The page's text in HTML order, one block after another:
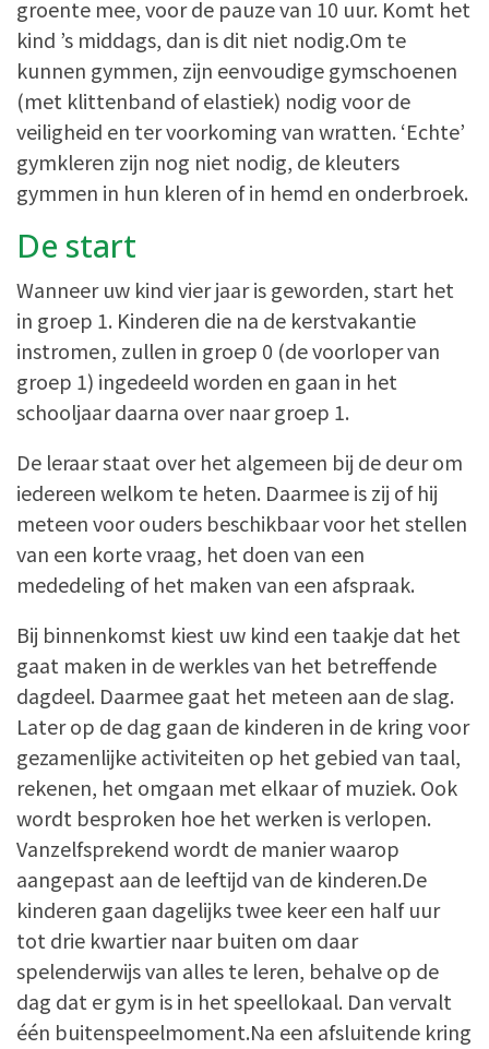
groente mee, voor de pauze van 10 uur. Komt het
kind ’s middags, dan is dit niet nodig.Om te
kunnen gymmen, zijn eenvoudige gymschoenen
(met klittenband of elastiek) nodig voor de
veiligheid en ter voorkoming van wratten. ‘Echte’
gymkleren zijn nog niet nodig, de kleuters
gymmen in hun kleren of in hemd en onderbroek.
De start
Wanneer uw kind vier jaar is geworden, start het
in groep 1. Kinderen die na de kerstvakantie
instromen, zullen in groep 0 (de voorloper van
groep 1) ingedeeld worden en gaan in het
schooljaar daarna over naar groep 1.
De leraar staat over het algemeen bij de deur om
iedereen welkom te heten. Daarmee is zij of hij
meteen voor ouders beschikbaar voor het stellen
van een korte vraag, het doen van een
mededeling of het maken van een afspraak.
Bij binnenkomst kiest uw kind een taakje dat het
gaat maken in de werkles van het betreffende
dagdeel. Daarmee gaat het meteen aan de slag.
Later op de dag gaan de kinderen in de kring voor
gezamenlijke activiteiten op het gebied van taal,
rekenen, het omgaan met elkaar of muziek. Ook
wordt besproken hoe het werken is verlopen.
Vanzelfsprekend wordt de manier waarop
aangepast aan de leeftijd van de kinderen.De
kinderen gaan dagelijks twee keer een half uur
tot drie kwartier naar buiten om daar
spelenderwijs van alles te leren, behalve op de
dag dat er gym is in het speellokaal. Dan vervalt
één buitenspeelmoment.Na een afsluitende kring